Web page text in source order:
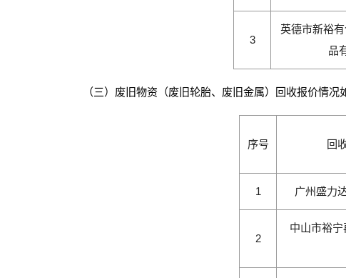
3
英德市新裕
品
（三）废旧物资（废旧轮胎、废旧金属）回收报价情况
序号 回
1 广州盛力
2
中山市裕